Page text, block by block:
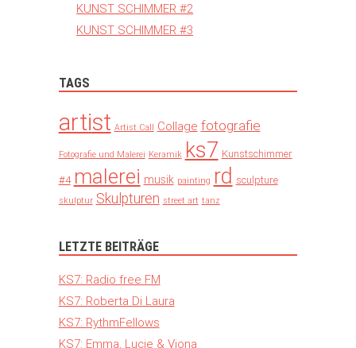
KUNST SCHIMMER #2
KUNST SCHIMMER #3
TAGS
artist Artist Call Collage fotografie
Fotografie und Malerei Keramik ks7 Kunstschimmer
#4 malerei musik painting rd sculpture
skulptur Skulpturen street art tanz
LETZTE BEITRÄGE
KS7: Radio free FM
KS7: Roberta Di Laura
KS7: RythmFellows
KS7: Emma, Lucie & Viona